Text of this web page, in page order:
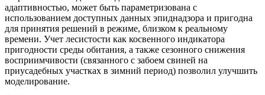
адаптивностью, может быть параметризована с
использованием доступных данных эпиднадзора и пригодна
для принятия решений в режиме, близком к реальному
времени. Учет лесистости как косвенного индикатора
пригодности среды обитания, а также сезонного снижения
восприимчивости (связанного с забоем свиней на
приусадебных участках в зимний период) позволил улучшить
моделирование.